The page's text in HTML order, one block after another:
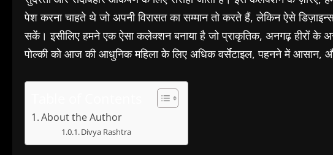
पेश करना चाहते थे जो अपनी विरासत का सम्मान तो करते हैं, लेकिन ऐसे
सकें। इसीलिए हमने एक ऐसा कलेक्शन बनाया है जो प्राकृतिक, अनगढ़ हीरों के
पोल्की को आज की आधुनिक महिला के लिए अधिक वर्सेटाइल, पहनने में आसान,
About the Author
Divya Rashtra